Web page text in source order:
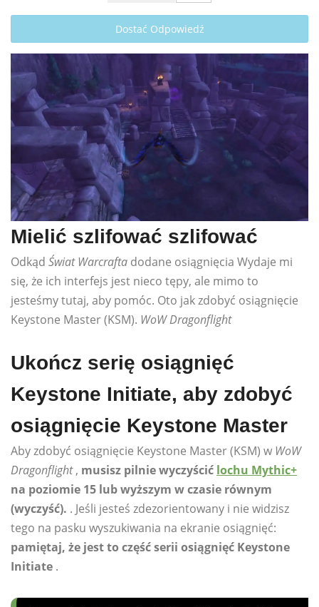
Dostać Odpowiedź
Mielić szlifować szlifować
Odkąd Świat Warcrafta dodane osiągnięcia Wydaje mi
się, że ich interfejs jest nieco tępy, ale mimo to
jesteśmy tutaj, aby pomóc. Oto jak zdobyć osiągnięcie
Keystone Master (KSM). WoW Dragonflight
Ukończ serię osiągnięć
Keystone Initiate, aby zdobyć
osiągnięcie Keystone Master
Aby zdobyć osiągnięcie Keystone Master (KSM) w WoW
Dragonflight, musisz pilnie wyczyścić lochu Mythic+
na poziomie 15 lub wyższym w czasie równym
(wyczyść). . Jeśli jesteś zdezorientowany i nie widzisz
tego na pasku wyszukiwania na ekranie osiągnięć:
pamiętaj, że jest to część serii osiągnięć Keystone
Initiate .